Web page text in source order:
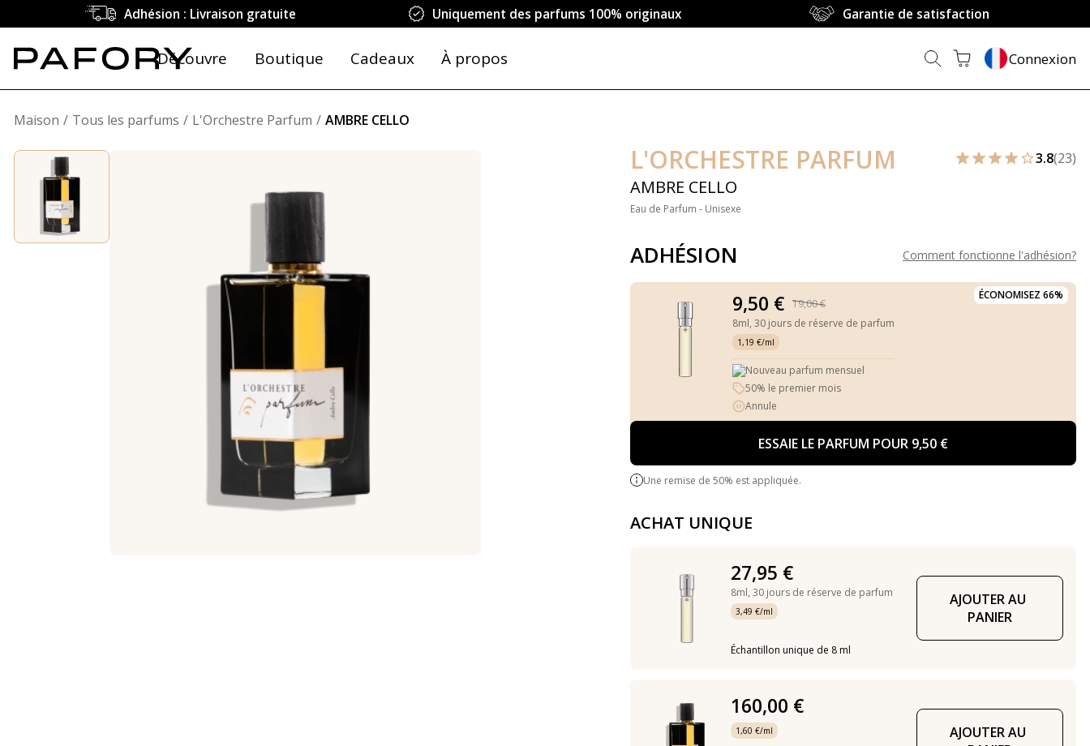
Adhésion : Livraison gratuite Uniquement des parfums 100% originaux Garantie de satisfaction
Découvre Boutique Cadeaux À propos Connexion
Maison Tous les parfums L'Orchestre Parfum AMBRE CELLO
L'ORCHESTRE PARFUM
AMBRE CELLO
Eau de Parfum - Unisexe
3.8(23)
ADHÉSION Comment fonctionne l'adhésion?
ÉCONOMISEZ 66%
9,50 €
19,00 €
8ml, 30 jours de réserve de parfum
1,19 €/ml
Nouveau parfum mensuel
50% le premier mois
Annule
ESSAIE LE PARFUM POUR 9,50 €
Une remise de 50% est appliquée.
ACHAT UNIQUE
27,95 €
8ml, 30 jours de réserve de parfum
3,49 €/ml
Échantillon unique de 8 ml
AJOUTER AU
PANIER
160,00 €
1,60 €/ml
AJOUTER AU